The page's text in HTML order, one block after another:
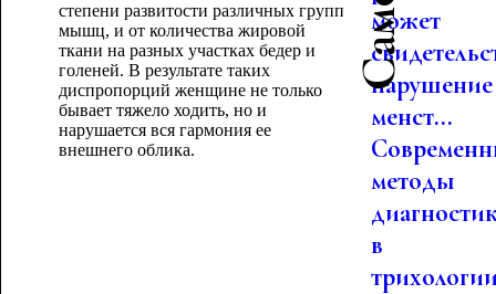
степени развитости различных групп
мышц, и от количества жировой
ткани на разных участках бедер и
голеней. В результате таких
диспропорций женщине не только
бывает тяжело ходить, но и
нарушается вся гармония ее
внешнего облика.
может
нарушение
менст...
методы
в